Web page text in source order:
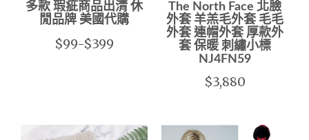
多款 瑕疵商品出清 休
閒品牌 美國代購
$99-$399
The North Face 北臉
外套 羊羔毛外套 毛毛
外套 連帽外套 厚款外
套 保暖 刺繡小標
NJ4FN59
$3,880